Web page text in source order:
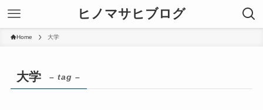
ヒノマサヒブログ
Home 大学
大学 – tag –